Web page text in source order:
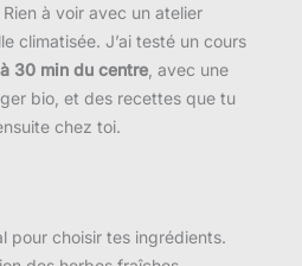
Rien à voir avec un atelier
climatisée. J’ai testé un cours
30 min du centre , avec une
bio, et des recettes que tu
chez toi.
pour choisir tes ingrédients.